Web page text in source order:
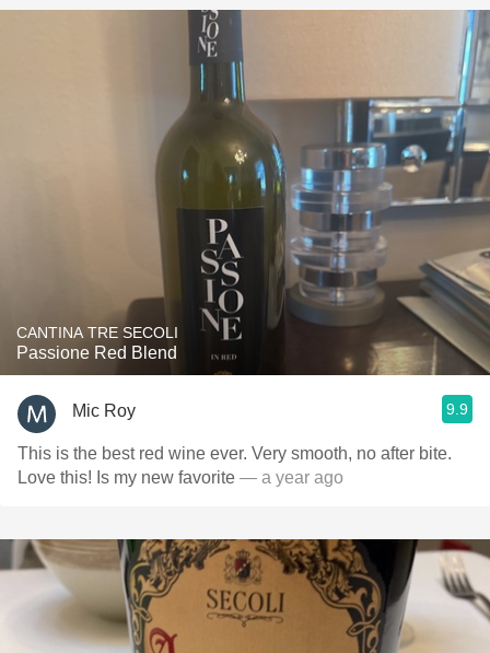
CANTINA TRE SECOLI
Passione Red Blend
Mic Roy 9.9
This is the best red wine ever. Very smooth, no after bite.
Love this! Is my new favorite — a year ago